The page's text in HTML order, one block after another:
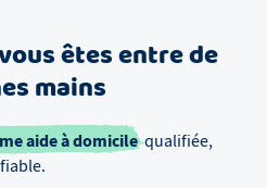
êtes entre de
mains
aide à domicilequalifiée,